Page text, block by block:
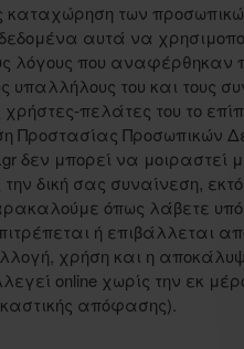
των
αυτά να
λόγους που
υπαλλήλους του και τους
χρήστες-πελάτες του το
Προστασίας Προσωπικών
δεν μπορεί να
δική σας συναίνεση,
όπως λάβετε
ή επιβάλλεται
χρήση και η
online χωρίς την εκ
απόφασης).